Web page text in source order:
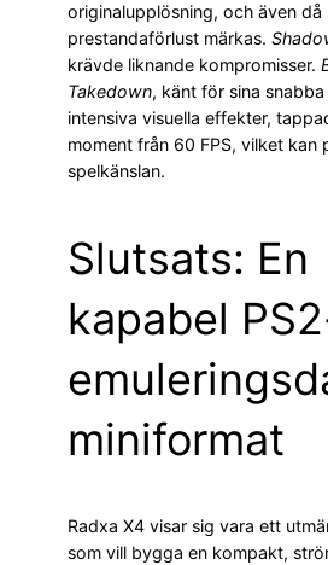
originalupplösning, och även då
prestandaförlust märkas.
krävde liknande kompromisser.
Takedown, känt för sina
intensiva visuella effekter,
moment från 60 FPS, vilket kan
spelkänslan.
Slutsats: En
kapabel
miniformat
Radxa X4 visar sig vara ett
som vill bygga en kompakt,